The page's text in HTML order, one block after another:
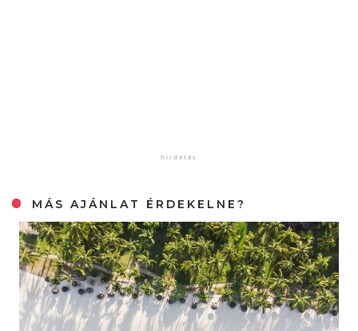
MÁS AJÁNLAT ÉRDEKELNE?